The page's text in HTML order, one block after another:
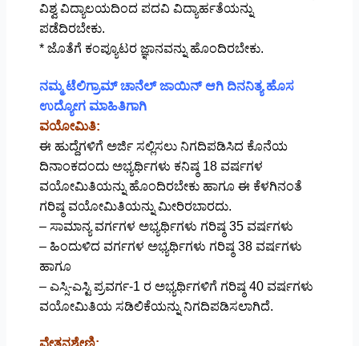
ವಿಶ್ವ ವಿದ್ಯಾಲಯದಿಂದ ಪದವಿ ವಿದ್ಯಾರ್ಹತೆಯನ್ನು
ಪಡೆದಿರಬೇಕು.
* ಜೊತೆಗೆ ಕಂಪ್ಯೂಟರ ಜ್ಞಾನವನ್ನು ಹೊಂದಿರಬೇಕು.
ನಮ್ಮ ಟೆಲಿಗ್ರಾಮ್ ಚಾನೆಲ್ ಜಾಯಿನ್ ಆಗಿ ದಿನನಿತ್ಯ ಹೊಸ
ಉದ್ಯೋಗ ಮಾಹಿತಿಗಾಗಿ
ವಯೋಮಿತಿ:
ಈ ಹುದ್ದೆಗಳಿಗೆ ಅರ್ಜಿ ಸಲ್ಲಿಸಲು ನಿಗದಿಪಡಿಸಿದ ಕೊನೆಯ
ದಿನಾಂಕದಂದು ಅಭ್ಯರ್ಥಿಗಳು ಕನಿಷ್ಠ 18 ವರ್ಷಗಳ
ವಯೋಮಿತಿಯನ್ನು ಹೊಂದಿರಬೇಕು ಹಾಗೂ ಈ ಕೆಳಗಿನಂತೆ
ಗರಿಷ್ಠ ವಯೋಮಿತಿಯನ್ನು ಮೀರಿರಬಾರದು.
– ಸಾಮಾನ್ಯ ವರ್ಗಗಳ ಅಭ್ಯರ್ಥಿಗಳು ಗರಿಷ್ಠ 35 ವರ್ಷಗಳು
– ಹಿಂದುಳಿದ ವರ್ಗಗಳ ಅಭ್ಯರ್ಥಿಗಳು ಗರಿಷ್ಠ 38 ವರ್ಷಗಳು
ಹಾಗೂ
– ಎಸ್ಸಿ-ಎಸ್ಟಿ ಪ್ರವರ್ಗ-1 ರ ಅಭ್ಯರ್ಥಿಗಳಿಗೆ ಗರಿಷ್ಠ 40 ವರ್ಷಗಳು
ವಯೋಮಿತಿಯ ಸಡಿಲಿಕೆಯನ್ನು ನಿಗದಿಪಡಿಸಲಾಗಿದೆ.